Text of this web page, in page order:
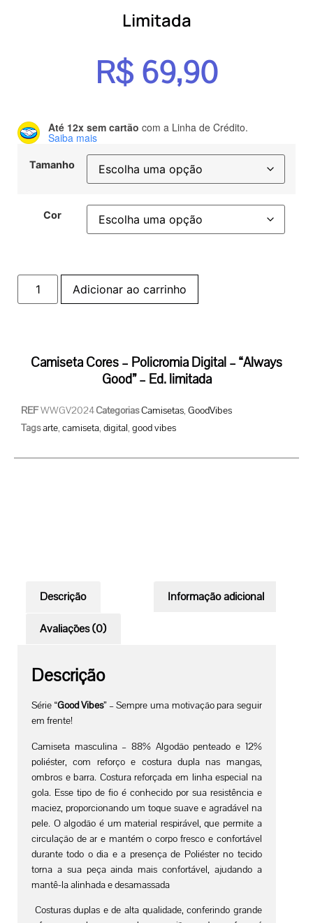
Limitada
R$ 69,90
Até 12x sem cartão com a Linha de Crédito.
Saiba mais
Tamanho
Cor
Adicionar ao carrinho
Camiseta Cores – Policromia Digital – “Always
Good” – Ed. limitada
REFWWGV2024CategoriasCamisetas, GoodVibes
Tagsarte, camiseta, digital, good vibes
Descrição Informação adicional
Avaliações (0)
Descrição
Série “Good Vibes” – Sempre uma motivação para seguir
em frente!
Camiseta masculina – 88% Algodão penteado e 12%
poliéster, com reforço e costura dupla nas mangas,
ombros e barra. Costura reforçada em linha especial na
gola. Esse tipo de fio é conhecido por sua resistência e
maciez, proporcionando um toque suave e agradável na
pele. O algodão é um material respirável, que permite a
circulação de ar e mantém o corpo fresco e confortável
durante todo o dia e a presença de Poliéster no tecido
torna a sua peça ainda mais confortável, ajudando a
mantê-la alinhada e desamassada
Costuras duplas e de alta qualidade, conferindo grande